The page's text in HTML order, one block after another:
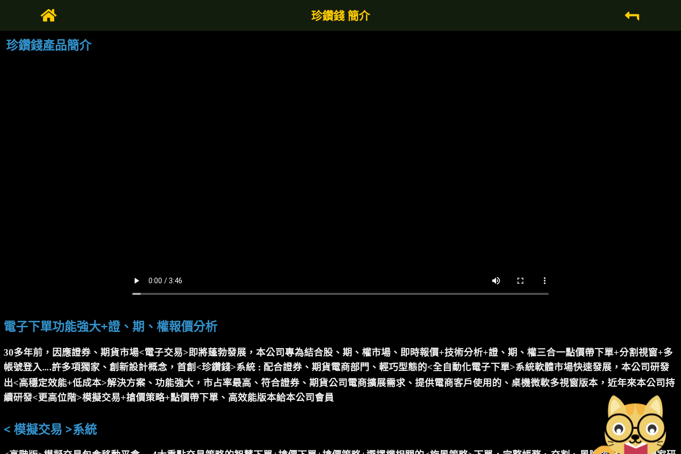
珍鑽錢 簡介
珍鑽錢產品簡介
電子下單功能強大+證、期、權報價分析
30多年前，因應證券、期貨市場<電子交易>即將蓬勃發展，本公司專為結合股、期、權市場、即時報價+技術分析+證、期、權三合一點價帶下單+分割視窗+多
帳號登入….許多項獨家、創新設計概念，首創<珍鑽錢>系統 : 配合證券、期貨電商部門、輕巧型態的<全自動化電子下單>系統軟體市場快速發展，本公司研發
出<高穩定效能+低成本>解決方案、功能強大，市占率最高、符合證券、期貨公司電商擴展需求、提供電商客戶使用的、桌機微軟多視窗版本，近年來本公司持
續研發<更高位階>模擬交易+搶價策略+點價帶下單、高效能版本給本公司會員
< 模擬交易 >系統